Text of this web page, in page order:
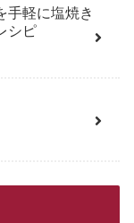
手軽に塩焼き
シピ